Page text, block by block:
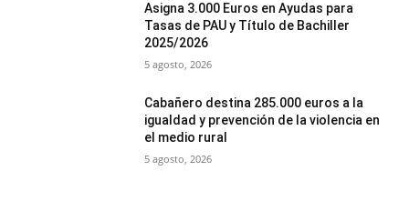
Asigna 3.000 Euros en Ayudas para
Tasas de PAU y Título de Bachiller
2025/2026
5 agosto, 2026
Cabañero destina 285.000 euros a la
igualdad y prevención de la violencia en
el medio rural
5 agosto, 2026